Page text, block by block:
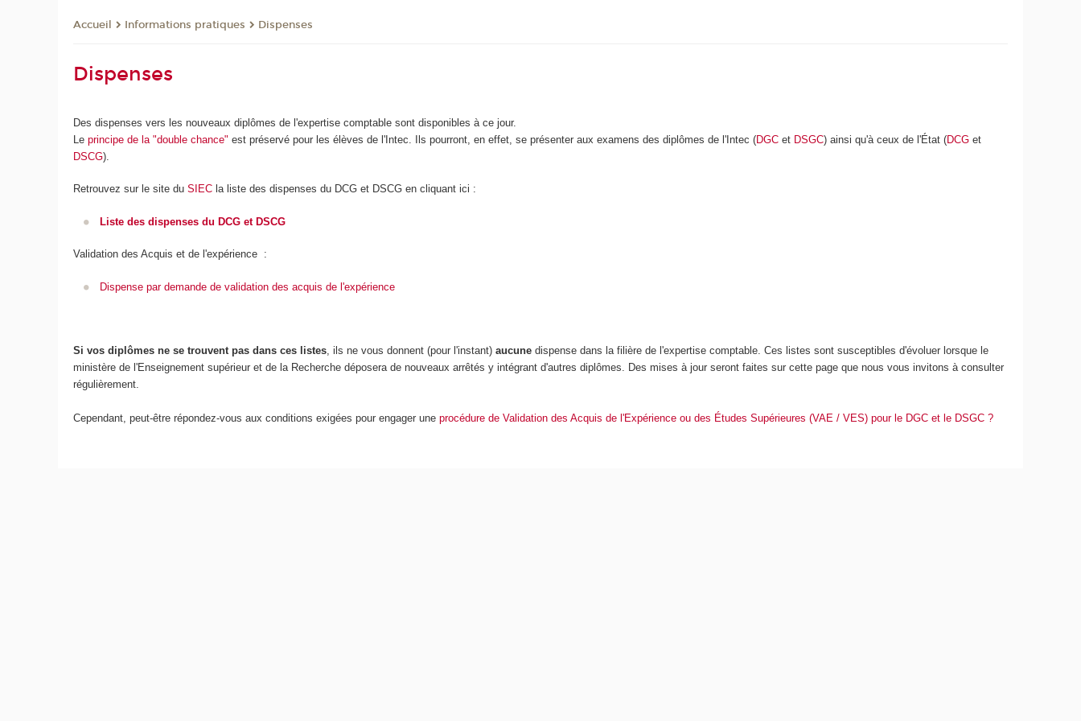
Accueil Informations pratiques Dispenses
Dispenses
Des dispenses vers les nouveaux diplômes de l'expertise comptable sont disponibles à ce jour.
Leprincipe de la "double chance"est préservé pour les élèves de l'Intec. Ils pourront, en effet, se présenter aux examens des diplômes de l'Intec (DGC et DSGC) ainsi qu'à ceux de l'État (DCG et
DSCG).
Retrouvez sur le site duSIEC la liste des dispenses du DCG et DSCG en cliquant ici :
Liste des dispenses du DCG et DSCG
Validation des Acquis et de l'expérience :
Dispense par demande de validation des acquis de l'expérience
Si vos diplômes ne se trouvent pas dans ces listes, ils ne vous donnent (pour l'instant)aucune dispense dans la filière de l'expertise comptable. Ces listes sont susceptibles d'évoluer lorsque le
ministère de l'Enseignement supérieur et de la Recherche déposera de nouveaux arrêtés y intégrant d'autres diplômes. Des mises à jour seront faites sur cette page que nous vous invitons à consulter
régulièrement.
Cependant, peut-être répondez-vous aux conditions exigées pour engager uneprocédure de Validation des Acquis de l'Expérience ou des Études Supérieures (VAE / VES) pour le DGC et le DSGC ?